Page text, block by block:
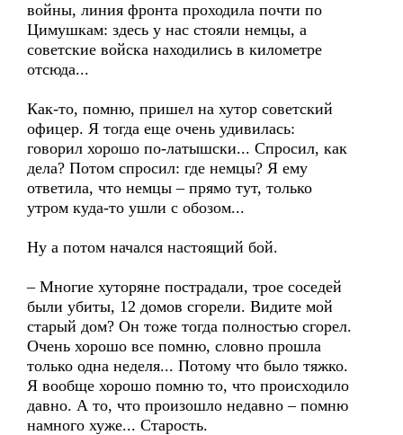
войны, линия фронта проходила почти по
Цимушкам: здесь у нас стояли немцы, а
советские войска находились в километре
отсюда...
Как-то, помню, пришел на хутор советский
офицер. Я тогда еще очень удивилась:
говорил хорошо по-латышски... Спросил, как
дела? Потом спросил: где немцы? Я ему
ответила, что немцы – прямо тут, только
утром куда-то ушли с обозом...
Ну а потом начался настоящий бой.
– Многие хуторяне пострадали, трое соседей
были убиты, 12 домов сгорели. Видите мой
старый дом? Он тоже тогда полностью сгорел.
Очень хорошо все помню, словно прошла
только одна неделя... Потому что было тяжко.
Я вообще хорошо помню то, что происходило
давно. А то, что произошло недавно – помню
намного хуже... Старость.